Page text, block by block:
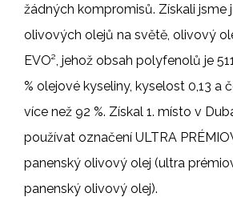
žádných kompromisů. Získali jsme
olivových olejů na světě, olivový
EVO², jehož obsah polyfenolů je
% olejové kyseliny, kyselost 0,13 a
více než 92 %. Získal 1. místo v
používat označení ULTRA
panenský olivový olej (ultra
panenský olivový olej).